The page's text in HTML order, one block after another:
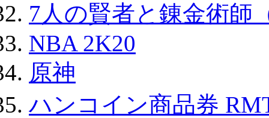
7人の賢者と錬金術師
NBA 2K20
原神
ハンコイン商品券